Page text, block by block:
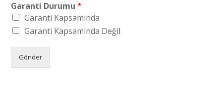
Garanti Durumu*
Garanti Kapsamında
Garanti Kapsamında Değil
Gönder